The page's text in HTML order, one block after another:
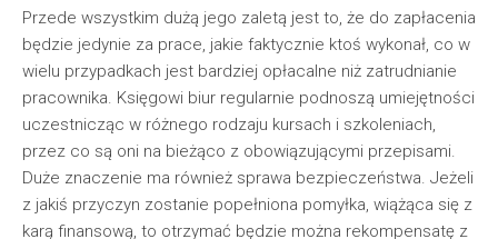
Przede wszystkim dużą jego zaletą jest to, że do zapłacenia
będzie jedynie za prace, jakie faktycznie ktoś wykonał, co w
wielu przypadkach jest bardziej opłacalne niż zatrudnianie
pracownika. Księgowi biur regularnie podnoszą umiejętności
uczestnicząc w różnego rodzaju kursach i szkoleniach,
przez co są oni na bieżąco z obowiązującymi przepisami.
Duże znaczenie ma również sprawa bezpieczeństwa. Jeżeli
z jakiś przyczyn zostanie popełniona pomyłka, wiążąca się z
karą finansową, to otrzymać będzie można rekompensatę z